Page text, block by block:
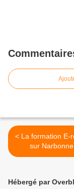
< La formation E-réputation
sur
Hébergé par